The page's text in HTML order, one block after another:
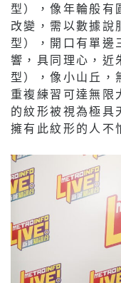
型），像年輪般有
改變，需以數據說
型），開口有單邊
響，具同理心，近
型），像小山丘，
重複練習可達無限
的紋形被視為極具
擁有此紋形的人不